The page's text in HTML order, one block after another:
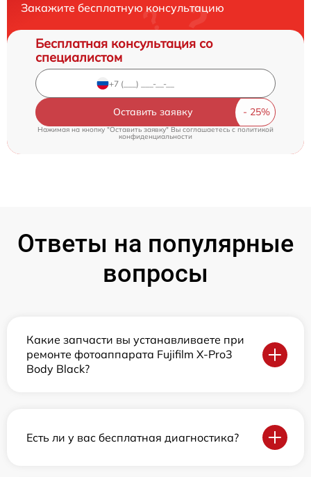
Закажите бесплатную консультацию
Бесплатная консультация со
специалистом
Оставить заявку
Нажимая на кнопку "Оставить заявку" Вы соглашаетесь c политикой
конфиденциальности
Ответы на популярные
вопросы
Какие запчасти вы устанавливаете при
ремонте фотоаппарата Fujifilm X-Pro3
Body Black?
Есть ли у вас бесплатная диагностика?